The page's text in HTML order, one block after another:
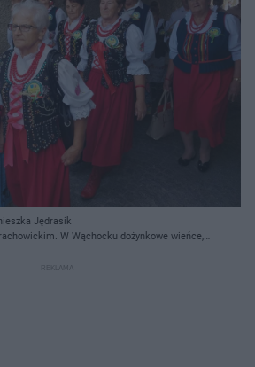
Jędrasik
W Wąchocku dożynkowe wieńce,